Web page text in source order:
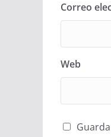
Correo
Web